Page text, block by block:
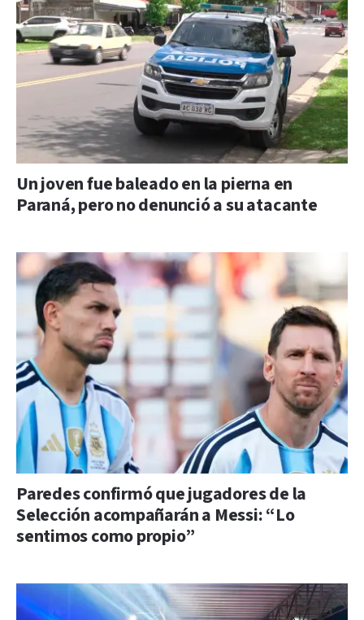
Un joven fue baleado en la pierna en
Paraná, pero no denunció a su atacante
Paredes confirmó que jugadores de la
Selección acompañarán a Messi: “Lo
sentimos como propio”